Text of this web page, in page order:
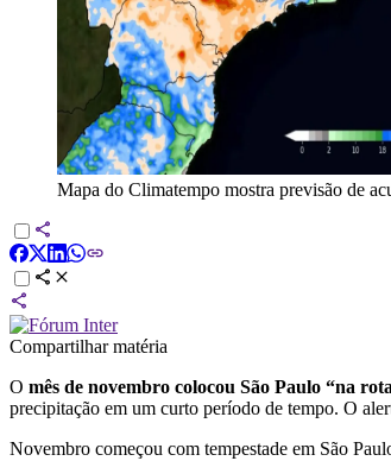
Mapa do Climatempo mostra previsão de
Compartilhar matéria
O mês de novembro colocou São Paulo “na
precipitação em um curto período de tempo. O
Novembro começou com tempestade em São